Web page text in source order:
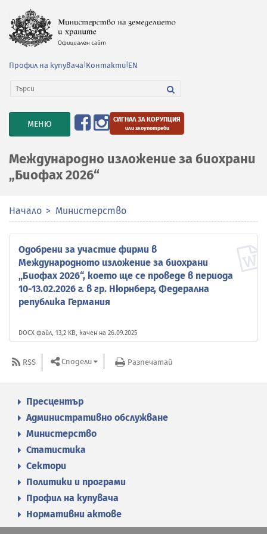
Профил на купувача Контакти EN
TOGGLE
NAVIGATION
МЕНЮ СИГНАЛ ЗА КОРУПЦИЯ
или злоупотреби
Международно изложение за биохрани
„Биофах 2026“
Начало Министерство
Одобрени за участие фирми в
Международното изложение за биохрани
„Биофах 2026“, което ще се проведе в периода
10-13.02.2026 г. в гр. Нюрнберг, Федерална
република Германия
DOCX файл, 13,2 KB, качен на 26.09.2025
RSS Сподели Разпечатай
Пресцентър
Административно обслужване
Министерство
Статистика
Сектори
Политики и програми
Профил на купувача
Нормативни актове